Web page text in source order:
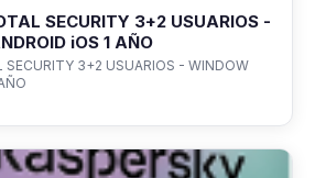
SECURITY 3+2 USUARIOS -
iOS 1 AÑO
SECURITY 3+2 USUARIOS - WINDOW